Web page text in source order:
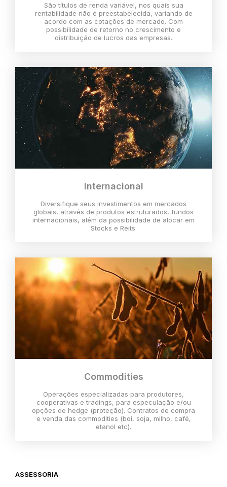
São títulos de renda variável, nos quais sua
rentabilidade não é preestabelecida, variando de
acordo com as cotações de mercado. Com
possibilidade de retorno no crescimento e
distribuição de lucros das empresas.
Internacional
Diversifique seus investimentos em mercados
globais, através de produtos estruturados, fundos
internacionais, além da possibilidade de alocar em
Stocks e Reits.
Commodities
Operações especializadas para produtores,
cooperativas e tradings, para especulação e/ou
opções de hedge (proteção). Contratos de compra
e venda das commodities (boi, soja, milho, café,
etanol etc).
ASSESSORIA